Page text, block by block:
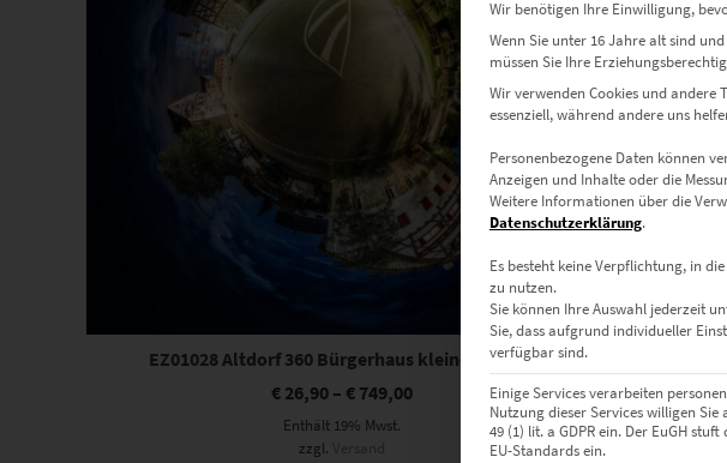
EZ01028 Altdorf 360 Bürgerhaus kleiner Planet
€ 26,90 –€ 749,00
Enthält 19% Mwst.
zzgl.Versand
Wir benötigen Ihre Einwilligung,
Wenn Sie unter 16 Jahre alt sind
müssen Sie Ihre
Wir verwenden Cookies und andere
essenziell, während andere uns
Personenbezogene Daten können
Anzeigen und Inhalte oder die
Weitere Informationen über die
Datenschutzerklärung.
Es besteht keine Verpflichtung, in
zu nutzen.
Sie können Ihre Auswahl jederzeit
Sie, dass aufgrund individueller
verfügbar sind.
Einige Services verarbeiten
Nutzung dieser Services willigen
49 (1) lit. a GDPR ein. Der EuGH
EU-Standards ein.